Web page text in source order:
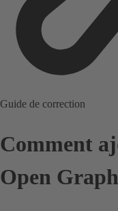
Guide de correction
Comment
Open